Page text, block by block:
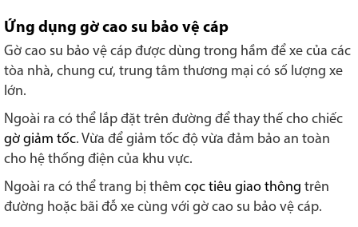
Ứng dụng gờ cao su bảo vệ cáp
Gờ cao su bảo vệ cáp được dùng trong hầm để xe của các
tòa nhà, chung cư, trung tâm thương mại có số lượng xe
lớn.
Ngoài ra có thể lắp đặt trên đường để thay thế cho chiếc
gờ giảm tốc. Vừa để giảm tốc độ vừa đảm bảo an toàn
cho hệ thống điện của khu vực.
Ngoài ra có thể trang bị thêm cọc tiêu giao thông trên
đường hoặc bãi đỗ xe cùng với gờ cao su bảo vệ cáp.